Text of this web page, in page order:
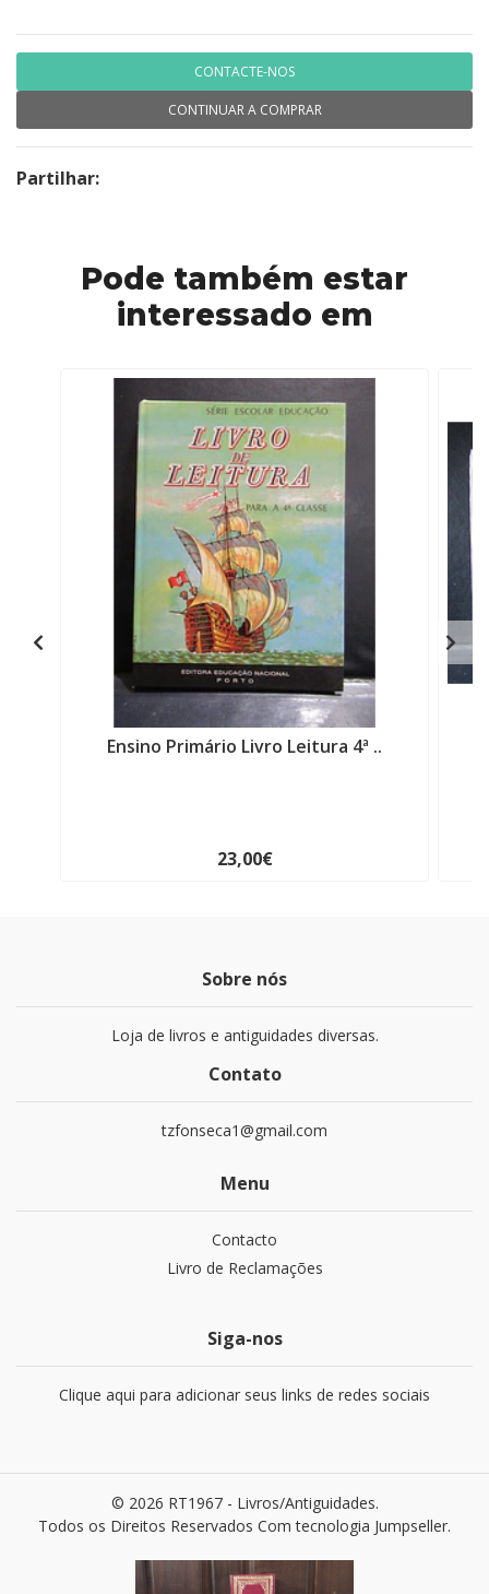
CONTACTE-NOS
CONTINUAR A COMPRAR
Partilhar:
Pode também estar
interessado em
Ensino Primário Livro Leitura 4ª ..
23,00€
Sobre nós
Loja de livros e antiguidades diversas.
Contato
tzfonseca1@gmail.com
Menu
Contacto
Livro de Reclamações
Siga-nos
Clique aqui para adicionar seus links de redes sociais
© 2026 RT1967 - Livros/Antiguidades.
Todos os Direitos Reservados Com tecnologia Jumpseller.